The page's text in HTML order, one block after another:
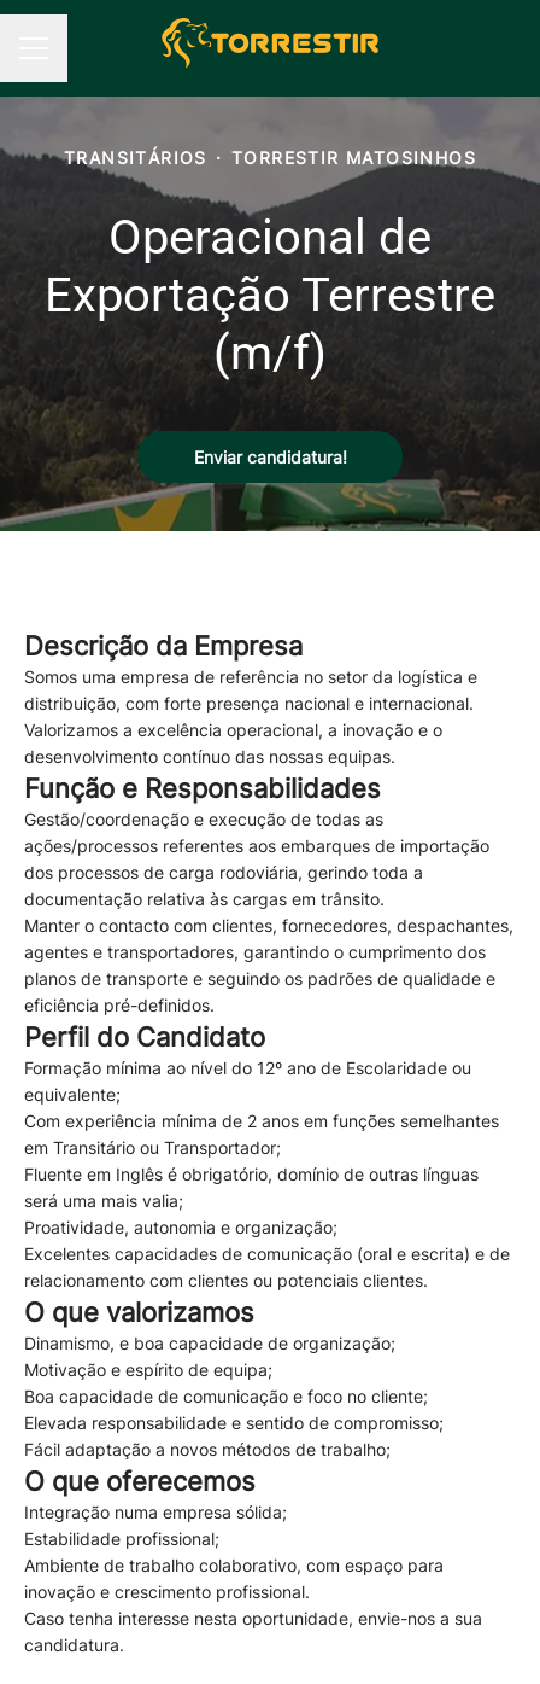
Menu de carreiras
TRANSITÁRIOS · TORRESTIR MATOSINHOS
Operacional de
Exportação Terrestre
(m/f)
Enviar candidatura!
Descrição da Empresa
Somos uma empresa de referência no setor da logística e
distribuição, com forte presença nacional e internacional.
Valorizamos a excelência operacional, a inovação e o
desenvolvimento contínuo das nossas equipas.
Função e Responsabilidades
Gestão/coordenação e execução de todas as
ações/processos referentes aos embarques de importação
dos processos de carga rodoviária, gerindo toda a
documentação relativa às cargas em trânsito.
Manter o contacto com clientes, fornecedores, despachantes,
agentes e transportadores, garantindo o cumprimento dos
planos de transporte e seguindo os padrões de qualidade e
eficiência pré-definidos.
Perfil do Candidato
Formação mínima ao nível do 12º ano de Escolaridade ou
equivalente;
Com experiência mínima de 2 anos em funções semelhantes
em Transitário ou Transportador;
Fluente em Inglês é obrigatório, domínio de outras línguas
será uma mais valia;
Proatividade, autonomia e organização;
Excelentes capacidades de comunicação (oral e escrita) e de
relacionamento com clientes ou potenciais clientes.
O que valorizamos
Dinamismo, e boa capacidade de organização;
Motivação e espírito de equipa;
Boa capacidade de comunicação e foco no cliente;
Elevada responsabilidade e sentido de compromisso;
Fácil adaptação a novos métodos de trabalho;
O que oferecemos
Integração numa empresa sólida;
Estabilidade profissional;
Ambiente de trabalho colaborativo, com espaço para
inovação e crescimento profissional.
Caso tenha interesse nesta oportunidade, envie-nos a sua
candidatura.